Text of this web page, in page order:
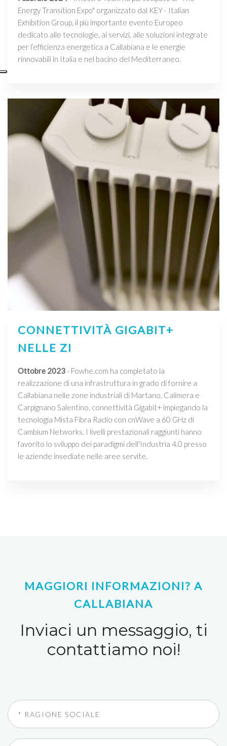
Energy Transition Expo" organizzato dal KEY - Italian
Exhibition Group, il più importante evento Europeo
dedicato alle tecnologie, ai servizi, alle soluzioni integrate
per l’efficienza energetica a Callabiana e le energie
rinnovabili in Italia e nel bacino del Mediterraneo.
CONNETTIVITÀ GIGABIT+
NELLE ZI
Ottobre 2023- Fowhe.com ha completato la
realizzazione di una infrastruttura in grado di fornire a
Callabiana nelle zone industriali di Martano, Calimera e
Carpignano Salentino, connettività Gigabit+ impiegando la
tecnologia Mista Fibra Radio con cnWave a 60 GHz di
Cambium Networks. I livelli prestazionali raggiunti hanno
favorito lo sviluppo dei paradigmi dell'Industria 4.0 presso
le aziende insediate nelle aree servite.
MAGGIORI INFORMAZIONI? A
CALLABIANA
Inviaci un messaggio, ti
contattiamo noi!